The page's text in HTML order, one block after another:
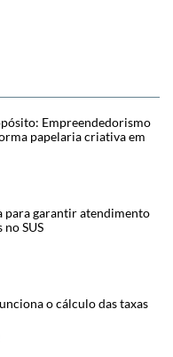
Empreendedorismo
papelaria criativa em
para garantir atendimento
no SUS
o cálculo das taxas